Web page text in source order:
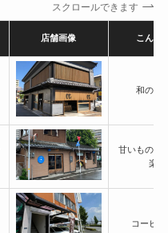
スクロールできます
店舗画像 こんな
和の空
甘いものと
楽
コーヒ